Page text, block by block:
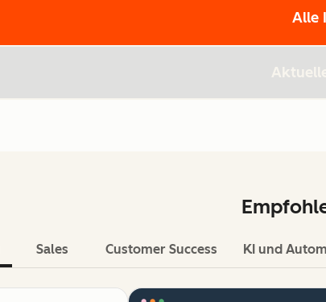
Alle
Sales Customer Success KI und